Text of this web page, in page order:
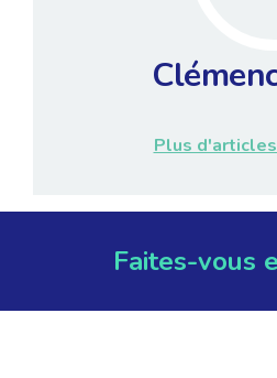
Plus
Faites-vous